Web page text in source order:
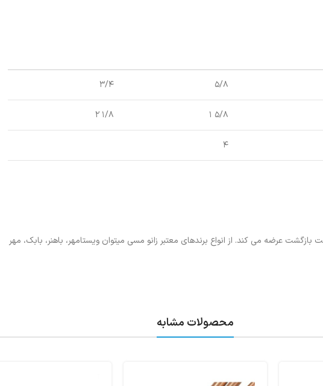
۵/۸ ۳/۴
۵/۸ ۱ ۱/۸ ۲
۴
عرضه می کند. از انواع برندهای معتبر زانو مسی میتوان ویستامهر، باهنر، بابک، مهر
محصولات مشابه